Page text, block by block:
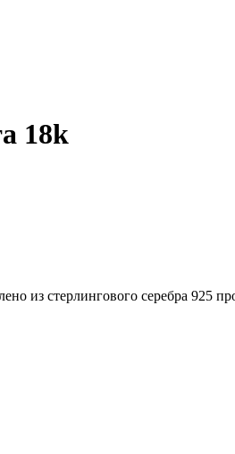
18k
из стерлингового серебра